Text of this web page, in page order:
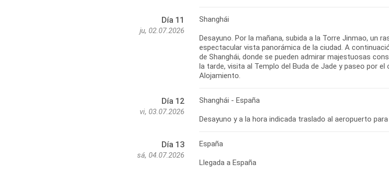
Día 11
ju, 02.07.2026
Shanghái
Desayuno. Por la mañana, subida a la Torre Jinmao, un
espectacular vista panorámica de la ciudad. A
de Shanghái, donde se pueden admirar majestuosas
la tarde, visita al Templo del Buda de Jade y paseo por
Día 12
vi, 03.07.2026
Shanghái - España
Desayuno y a la hora indicada traslado al aeropuerto
Día 13
sá, 04.07.2026
España
Llegada a España